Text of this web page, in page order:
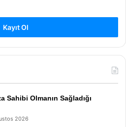
Kayıt Ol
Sahibi Olmanın Sağladığı
2026